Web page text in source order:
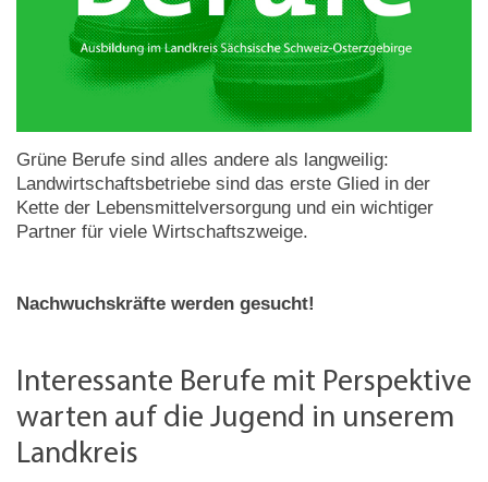
Grüne Berufe sind alles andere als langweilig:
Landwirtschaftsbetriebe sind das erste Glied in der
Kette der Lebensmittelversorgung und ein wichtiger
Partner für viele Wirtschaftszweige.
Nachwuchskräfte werden gesucht!
Interessante Berufe mit Perspektive
warten auf die Jugend in unserem
Landkreis